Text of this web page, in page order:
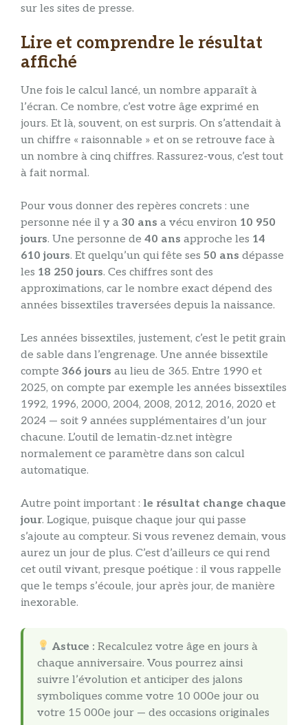
sur les sites de presse.
Lire et comprendre le résultat
affiché
Une fois le calcul lancé, un nombre apparaît à
l’écran. Ce nombre, c’est votre âge exprimé en
jours. Et là, souvent, on est surpris. On s’attendait à
un chiffre « raisonnable » et on se retrouve face à
un nombre à cinq chiffres. Rassurez-vous, c’est tout
à fait normal.
Pour vous donner des repères concrets : une
personne née il y a 30 ans a vécu environ 10 950
jours. Une personne de 40 ans approche les 14
610 jours. Et quelqu’un qui fête ses 50 ans dépasse
les 18 250 jours. Ces chiffres sont des
approximations, car le nombre exact dépend des
années bissextiles traversées depuis la naissance.
Les années bissextiles, justement, c’est le petit grain
de sable dans l’engrenage. Une année bissextile
compte 366 jours au lieu de 365. Entre 1990 et
2025, on compte par exemple les années bissextiles
1992, 1996, 2000, 2004, 2008, 2012, 2016, 2020 et
2024 — soit 9 années supplémentaires d’un jour
chacune. L’outil de lematin-dz.net intègre
normalement ce paramètre dans son calcul
automatique.
Autre point important : le résultat change chaque
jour. Logique, puisque chaque jour qui passe
s’ajoute au compteur. Si vous revenez demain, vous
aurez un jour de plus. C’est d’ailleurs ce qui rend
cet outil vivant, presque poétique : il vous rappelle
que le temps s’écoule, jour après jour, de manière
inexorable.
Astuce : Recalculez votre âge en jours à
chaque anniversaire. Vous pourrez ainsi
suivre l’évolution et anticiper des jalons
symboliques comme votre 10 000e jour ou
votre 15 000e jour — des occasions originales